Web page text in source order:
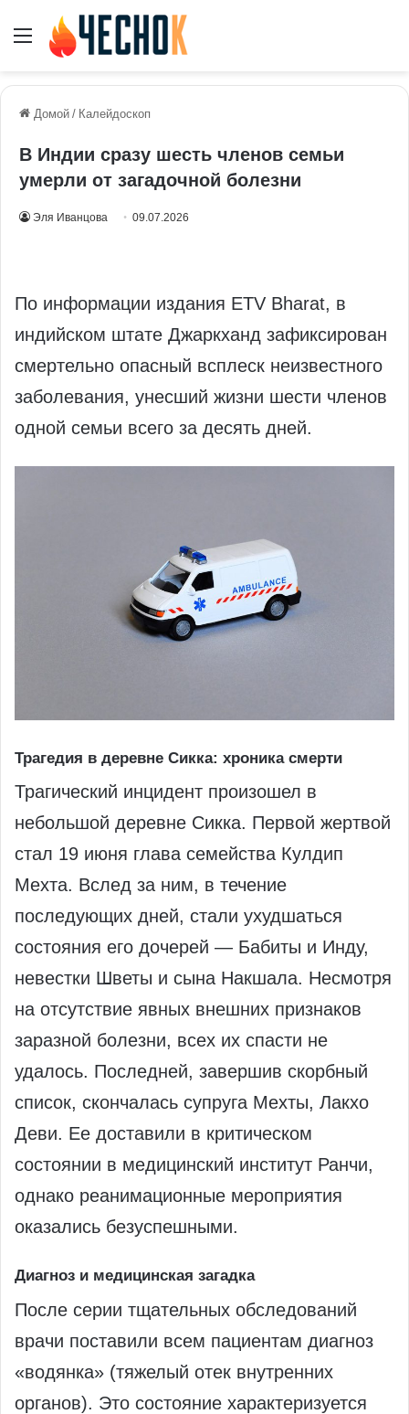
Меню
Домой / Калейдоскоп
В Индии сразу шесть членов семьи
умерли от загадочной болезни
Эля Иванцова 09.07.2026
По информации издания ETV Bharat, в
индийском штате Джаркханд зафиксирован
смертельно опасный всплеск неизвестного
заболевания, унесший жизни шести членов
одной семьи всего за десять дней.
Трагедия в деревне Сикка: хроника смерти
Трагический инцидент произошел в
небольшой деревне Сикка. Первой жертвой
стал 19 июня глава семейства Кулдип
Мехта. Вслед за ним, в течение
последующих дней, стали ухудшаться
состояния его дочерей — Бабиты и Инду,
невестки Шветы и сына Накшала. Несмотря
на отсутствие явных внешних признаков
заразной болезни, всех их спасти не
удалось. Последней, завершив скорбный
список, скончалась супруга Мехты, Лакхо
Деви. Ее доставили в критическом
состоянии в медицинский институт Ранчи,
однако реанимационные мероприятия
оказались безуспешными.
Диагноз и медицинская загадка
После серии тщательных обследований
врачи поставили всем пациентам диагноз
«водянка» (тяжелый отек внутренних
органов). Это состояние характеризуется